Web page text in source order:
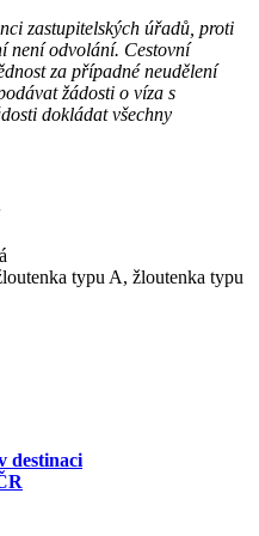
zastupitelských úřadů, proti
není odvolání. Cestovní
za případné neudělení
žádosti o víza s
dokládat všechny
typu A, žloutenka typu
destinaci